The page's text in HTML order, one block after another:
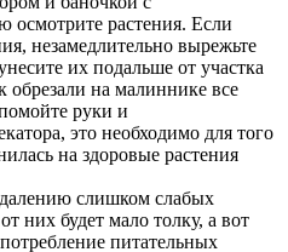
растения. Если
незамедлительно вырежьте
их подальше от участка
обрезали на малиннике все
руки и
это необходимо для того
на здоровые растения
слишком слабых
них будет мало толку, а вот
питательных